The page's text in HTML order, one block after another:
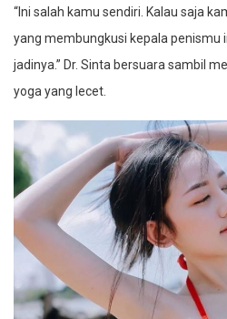
“Ini salah kamu sendiri. Kalau saja
yang membungkusi kepala penismu
jadinya.” Dr. Sinta bersuara sambil
yoga yang lecet.